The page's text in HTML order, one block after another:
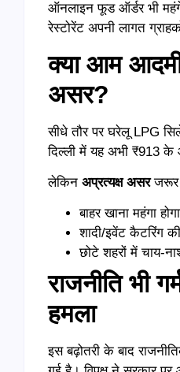
ऑनलाइन फूड ऑर्डर भी
रेस्टोरेंट अपनी लागत
क्या आम
असर?
सीधे तौर पर घरेलू LPG
दिल्ली में यह अभी ₹913
लेकिन अप्रत्यक्ष असरजरूर
बाहर खाना महंगा होगा
शादी/इवेंट कैटरिंग
छोटे शहरों में चाय-
राजनीति भी
हमला
इस बढ़ोतरी के बाद